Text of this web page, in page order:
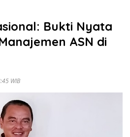
Bukti Nyata
ASN di
WIB